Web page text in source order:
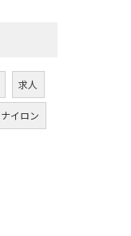
求人
ナイロン